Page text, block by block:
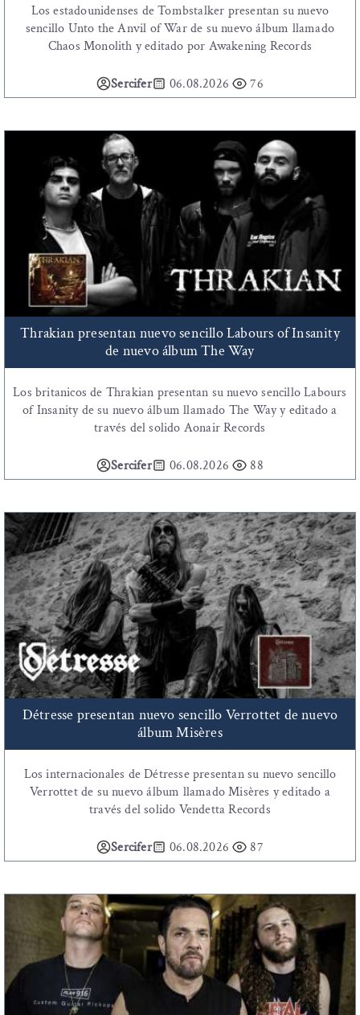
Los estadounidenses de Tombstalker presentan su nuevo
sencillo Unto the Anvil of War de su nuevo álbum llamado
Chaos Monolith y editado por Awakening Records
Sercifer 06.08.2026 76
Thrakian presentan nuevo sencillo Labours of Insanity
de nuevo álbum The Way
Los britanicos de Thrakian presentan su nuevo sencillo Labours
of Insanity de su nuevo álbum llamado The Way y editado a
través del solido Aonair Records
Sercifer 06.08.2026 88
Détresse presentan nuevo sencillo Verrottet de nuevo
álbum Misères
Los internacionales de Détresse presentan su nuevo sencillo
Verrottet de su nuevo álbum llamado Misères y editado a
través del solido Vendetta Records
Sercifer 06.08.2026 87